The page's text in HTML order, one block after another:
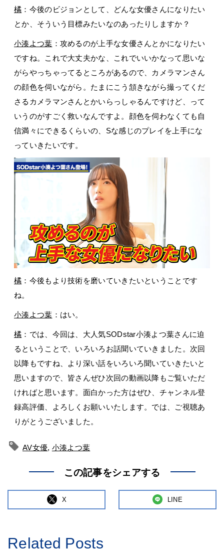
橘 ：今後のビジョンとして、どんな女優さんになりたい
とか、そういう目標みたいなのあったりしますか？
小湊よつ葉 ：攻めるのが上手な女優さんとかになりたい
ですね。これで大丈夫かな、これでいいかなって思いな
がらやっちゃってるところがあるので、カメラマンさん
の顔色を伺いながら。たまにこう頷きながら撮ってくだ
さるカメラマンさんとかいらっしゃるんですけど、って
いうのがすごく救いなんですよ。顔色を伺わなくても自
信満々にできるくらいの、Sな感じのプレイを上手にな
っていきたいです。
橘 ：今後もより技術を磨いていきたいということです
ね。
小湊よつ葉 ：はい。
橘 ：では、今回は、大人気SODstar小湊よつ葉さんに迫
るということで、いろいろお話聞いていきました。次回
以降もですね、より深い話をいろいろ聞いていきたいと
思いますので、皆さんぜひ次回の動画以降もご覧いただ
ければと思います。面白かった方はぜひ、チャンネル登
録高評価、よろしくお願いいたします。では、ご視聴あ
りがとうございました。
AV女優, 小湊よつ葉
この記事をシェアする
X LINE
Related Posts